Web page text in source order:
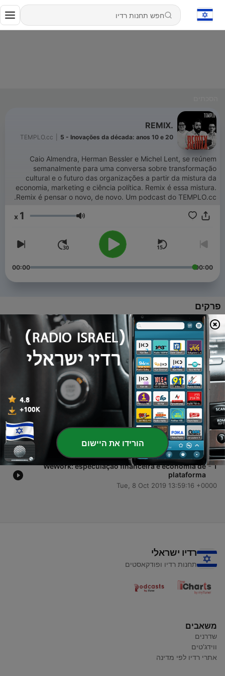
.REMIX
TEMPLO.cc 5 - Inovações da década: anos 10 e 20
Caio Almendra, Herman Bessler e Michel Lent, se reúnem
semanalmente para uma conversa sobre transformação
cultural e o futuro das organizações a partir da mistura da
economia, marketing e ciência política. Remix é essa mistura.
Remix é pensar o novo, de novo. Um podcast do TEMPLO.cc.
עוצמת שמע 1
00:00
00:00
פרקים
5
Inovações da década: anos 10 e 20
24 דצמ' 2019
4
-
Produto é o Novo Marketing?
21 נוב' 2019
Como Fabricar Opiniões: mídias sociais e regimes
de verdade
29 אוק' 2019
-
O Futuro da Voz: dos negócios a nossas vidas
15 אוק' 2019
1
-
WeWork: especulação financeira e economia de
plataforma
Tue, 8 Oct 2019 13:59:16 +0000
רדיו ישראלי
תחנות רדיו ופודקאסטים
משאבים
שדרנים
ווידג'טים
אתרי רדיו לפי מדינה
הורידו את היישום